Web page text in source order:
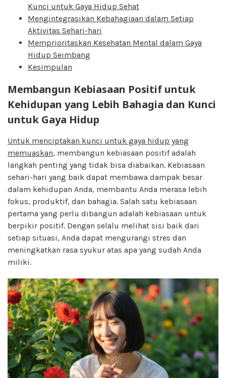
Kunci untuk Gaya Hidup Sehat
Mengintegrasikan Kebahagiaan dalam Setiap
Aktivitas Sehari-hari
Memprioritaskan Kesehatan Mental dalam Gaya
Hidup Seimbang
Kesimpulan
Membangun Kebiasaan Positif untuk
Kehidupan yang Lebih Bahagia dan Kunci
untuk Gaya Hidup
Untuk menciptakan kunci untuk gaya hidup yang
memuaskan, membangun kebiasaan positif adalah
langkah penting yang tidak bisa diabaikan. Kebiasaan
sehari-hari yang baik dapat membawa dampak besar
dalam kehidupan Anda, membantu Anda merasa lebih
fokus, produktif, dan bahagia. Salah satu kebiasaan
pertama yang perlu dibangun adalah kebiasaan untuk
berpikir positif. Dengan selalu melihat sisi baik dari
setiap situasi, Anda dapat mengurangi stres dan
meningkatkan rasa syukur atas apa yang sudah Anda
miliki.